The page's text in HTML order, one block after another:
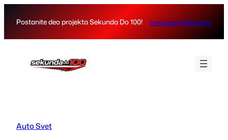
Postanite deo projekta Sekunda Do 100! InstagramTelegram
Auto Svet